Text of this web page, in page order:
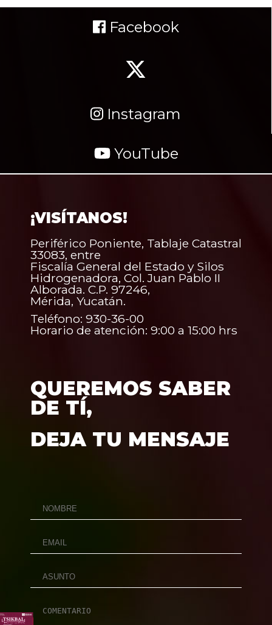
Facebook
Instagram
YouTube
¡VISÍTANOS!
Periférico Poniente, Tablaje Catastral
33083, entre
Fiscalía General del Estado y Silos
Hidrogenadora, Col. Juan Pablo II
Alborada. C.P. 97246,
Mérida, Yucatán.
Teléfono: 930-36-00
Horario de atención: 9:00 a 15:00 hrs
QUEREMOS SABER
DE TÍ,
DEJA TU MENSAJE